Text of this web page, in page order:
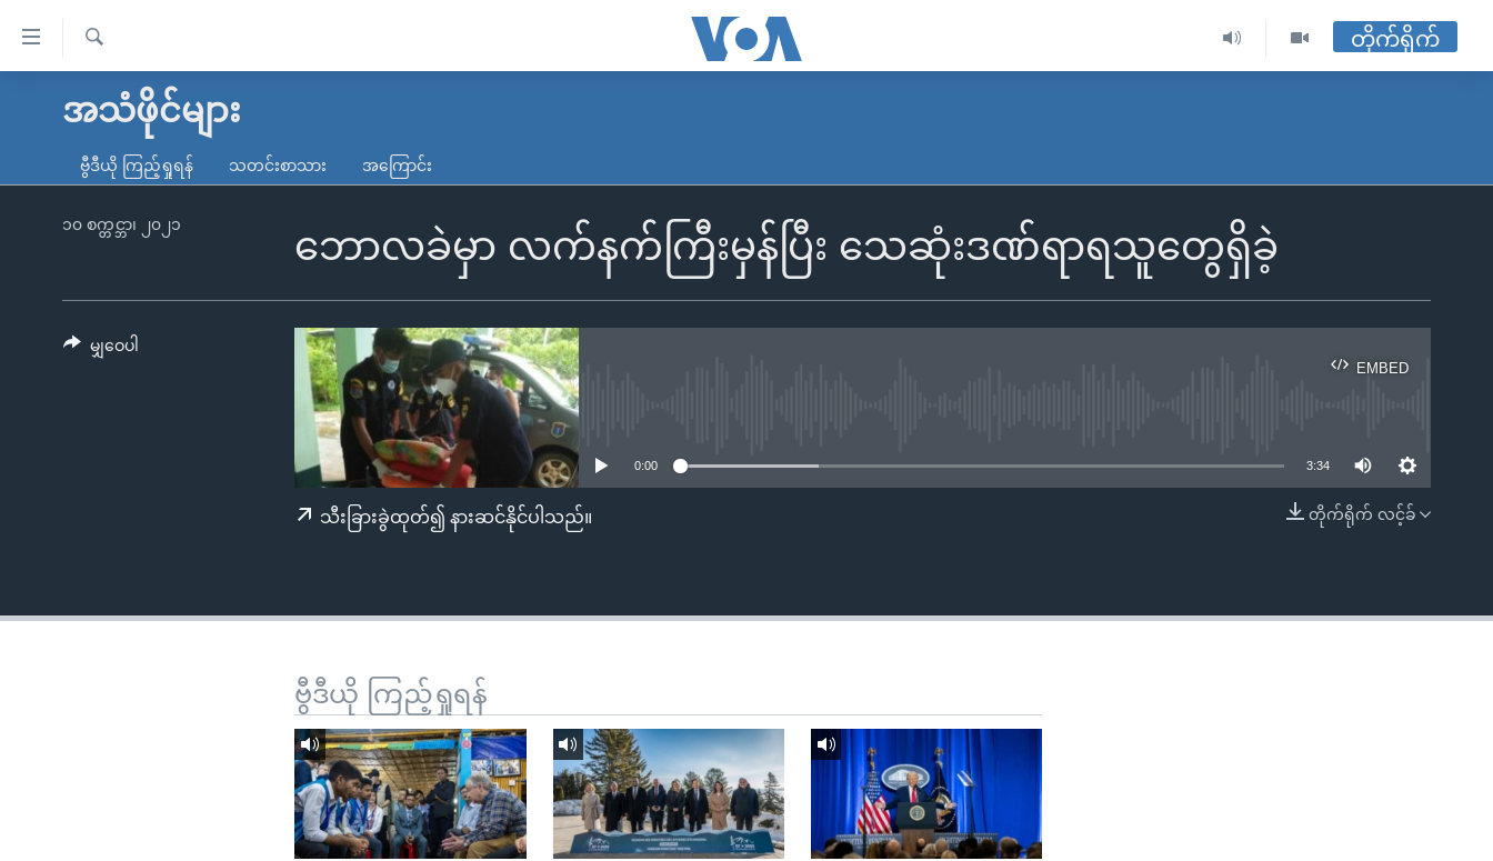
လွယ်ကူ
သည့်
ကျော်
မူလစာမျက်နှာ
ကမ္ဘာ့သတင်းများ
နိုင်ငံတကာ
တရုတ်
အစ္စရေး-ပါလက်စတိုင်း
ရပ်ဝန်းတခု လမ်းတခု အလွန်
အင်္ဂလိပ်စာလေ့လာမယ်
ရ
တိုက်ရိုက်
အသံဖိုင်များ
ဗွီဒီယို ကြည့်ရှုရန် သတင်းစာသား အကြောင်း
ဘောလခဲမှာ လက်နက်ကြီးမှန်ပြီး သေဆုံးဒဏ်ရာရသူတွေရှိခဲ့
၁၀ စက္တင္ဘာ၊ ၂၀၂၁
EMBED
EMBED
0:00 3:34
တိုက်ရိုက် လင့်ခ်
သီးခြားခွဲထုတ်၍ နားဆင်နိုင်ပါသည်။
မျှဝေပါ
ဗွီဒီယို ကြည့်ရှုရန်